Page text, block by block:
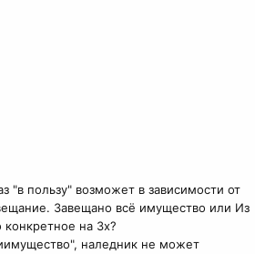
"в пользу" возможет в зависимости от
Завещано всё имущество или Из
на 3х?
наледник не может